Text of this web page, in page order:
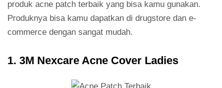
produk acne patch terbaik yang bisa kamu gunakan.
Produknya bisa kamu dapatkan di drugstore dan e-
commerce dengan sangat mudah.
1. 3M Nexcare Acne Cover Ladies